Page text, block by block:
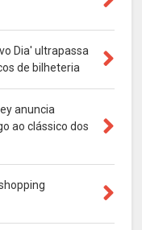
Dia' ultrapassa
de bilheteria
anuncia
ao clássico dos